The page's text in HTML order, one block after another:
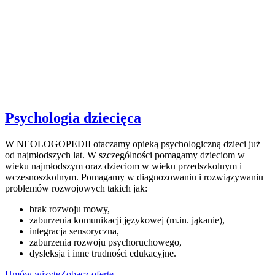
Psychologia dziecięca
W NEOLOGOPEDII otaczamy opieką psychologiczną dzieci już
od najmłodszych lat. W szczególności pomagamy dzieciom w
wieku najmłodszym oraz dzieciom w wieku przedszkolnym i
wczesnoszkolnym. Pomagamy w diagnozowaniu i rozwiązywaniu
problemów rozwojowych takich jak:
brak rozwoju mowy,
zaburzenia komunikacji językowej (m.in. jąkanie),
integracja sensoryczna,
zaburzenia rozwoju psychoruchowego,
dysleksja i inne trudności edukacyjne.